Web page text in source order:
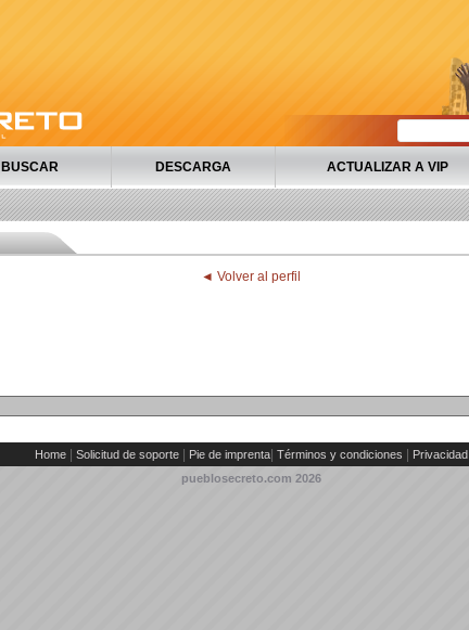
BUSCAR DESCARGA ACTUALIZAR A VIP
◄ Volver al perfil
Home Solicitud de soporte Pie de imprenta| Términos y condiciones
Privacidad
pueblosecreto.com 2026